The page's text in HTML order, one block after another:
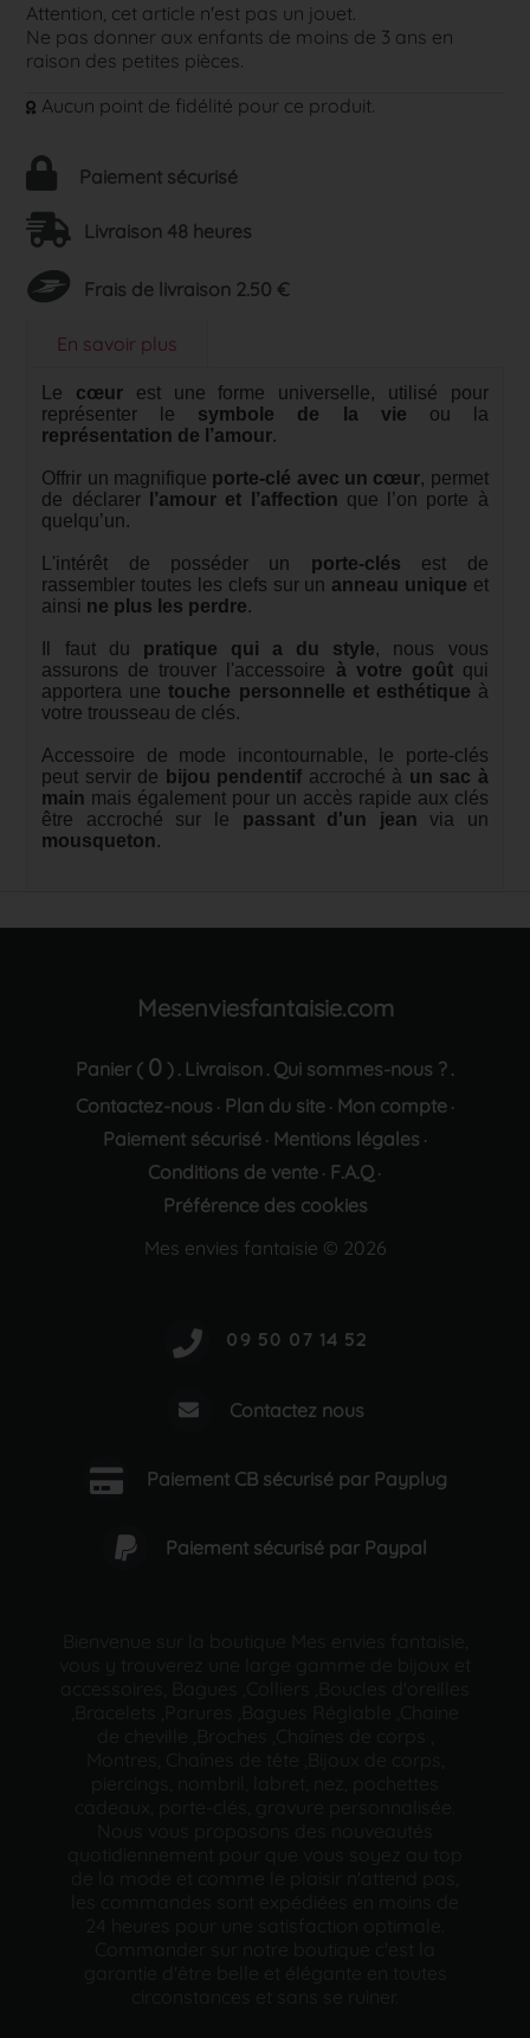
Attention, cet article n'est pas un jouet.
Ne pas donner aux enfants de moins de 3 ans en
raison des petites pièces.
Aucun point de fidélité pour ce produit.
Paiement sécurisé
Livraison 48 heures
Frais de livraison 2.50 €
En savoir plus
Le cœur est une forme universelle, utilisé pour
représenter le symbole de la vie ou la
représentation de l’amour.
Offrir un magnifique porte-clé avec un cœur, permet
de déclarer
l’amour et l’affection que l’on porte à
quelqu’un.
L'intérêt de posséder un porte-clés est de
rassembler toutes les clefs sur un anneau unique et
ainsi ne plus les perdre.
Il faut du pratique qui a du style, nous vous
assurons de trouver l'accessoire à votre goûtqui
apportera unetouche personnelle et esthétique à
votre trousseau de clés.
Accessoire de mode incontournable, le porte-clés
peut servir de bijou pendentif accroché à un sac à
main mais également pour un accès rapide aux clés
être accroché sur le passant d'un jean via un
mousqueton.
Mesenviesfantaisie.com
Panier ( 0 ) . Livraison . Qui sommes-nous ? .
Contactez-nous · Plan du site· Mon compte·
Paiement sécurisé· Mentions légales ·
Conditions de vente · F.A.Q ·
Préférence des cookies
Mes envies fantaisie © 2026
Contactez nous
Paiement CB sécurisé par Payplug
Paiement sécurisé par Paypal